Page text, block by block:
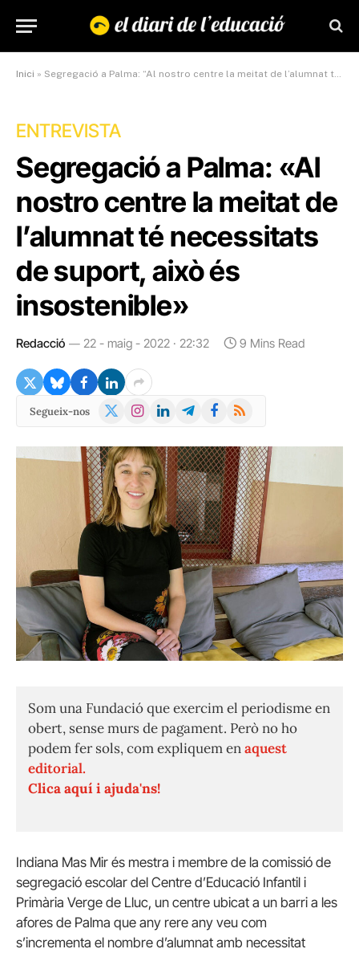
Inici » Segregació a Palma: “Al nostro centre la meitat de l’alumnat té necessitats de suport, això és insostenible”
ENTREVISTA
Segregació a Palma: «Al
nostro centre la meitat de
l’alumnat té necessitats
de suport, això és
insostenible»
Redacció 22 - maig - 2022 · 22:32 9 Mins Read
Segueix-nos
X
Instagram
LinkedInTelegramFacebook
RSS
Som una Fundació que exercim el periodisme en
obert, sense murs de pagament. Però no ho
podem fer sols, com expliquem enaquest
editorial.
Clica aquí i ajuda'ns!
Indiana Mas Mir és mestra i membre de la comissió de
segregació escolar del Centre d’Educació Infantil i
Primària Verge de Lluc, un centre ubicat a un barri a les
afores de Palma que any rere any veu com
s’incrementa el nombre d’alumnat amb necessitat